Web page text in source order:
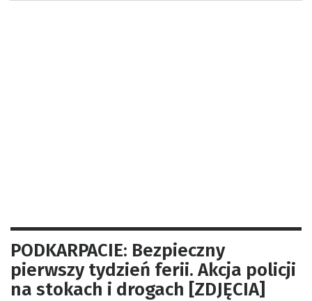
PODKARPACIE: Bezpieczny
pierwszy tydzień ferii. Akcja policji
na stokach i drogach [ZDJĘCIA]